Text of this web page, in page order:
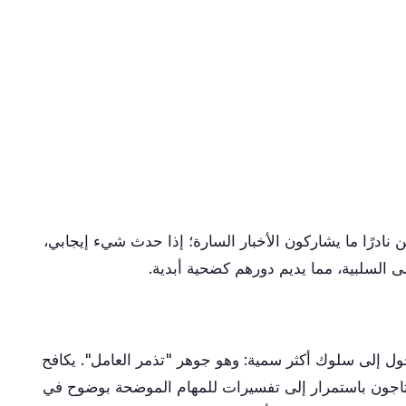
نادرًا ما يشاركون الأخبار السارة؛ إذا حدث شيء إيجابي،
السلبية، مما يديم دورهم كضحية أبدية.
إلى سلوك أكثر سمية: وهو جوهر "تذمر العامل". يكافح
باستمرار إلى تفسيرات للمهام الموضحة بوضوح في